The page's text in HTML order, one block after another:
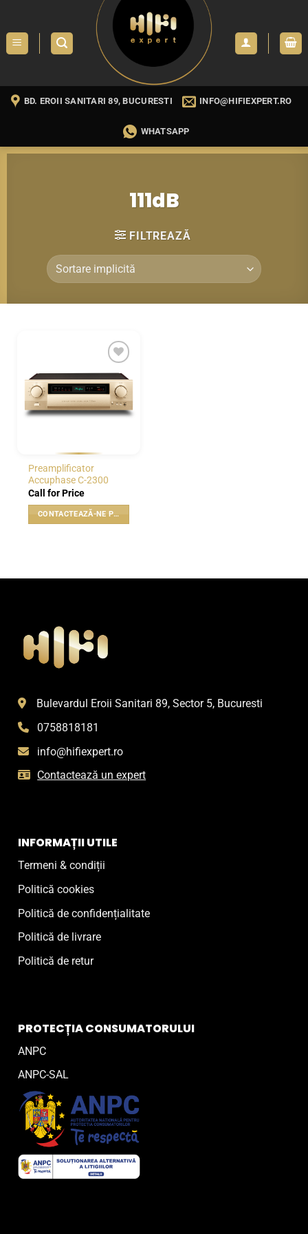
content
BD. EROII SANITARI 89, BUCURESTI INFO@HIFIEXPERT.RO
WHATSAPP
111dB
FILTREAZĂ
WISHLIST
Preamplificator
Accuphase C-2300
Call for Price
CONTACTEAZĂ-NE PENTRU PREȚ
Bulevardul Eroii Sanitari 89, Sector 5, Bucuresti
0758818181
info@hifiexpert.ro
Contactează un expert
INFORMAȚII UTILE
Termeni & condiții
Politică cookies
Politică de confidențialitate
Politică de livrare
Politică de retur
PROTECȚIA CONSUMATORULUI
ANPC
ANPC-SAL